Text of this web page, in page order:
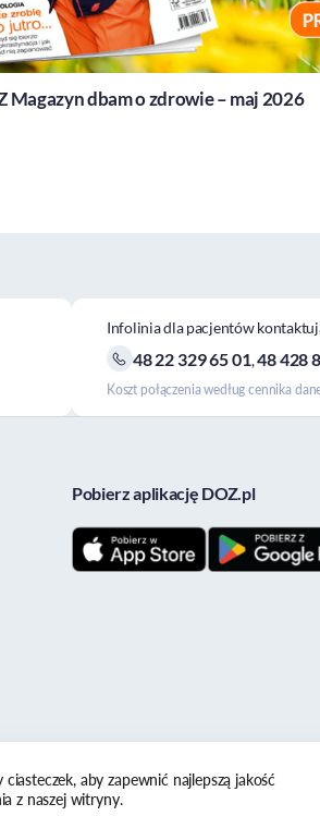
Magazyn dbam o zdrowie – maj 2026
Infolinia dla pacjentów
48 22 329 65 01,48 428
Koszt połączenia według cennika
Pobierz aplikację DOZ.pl
ciasteczek, aby zapewnić najlepszą jakość
z naszej witryny.